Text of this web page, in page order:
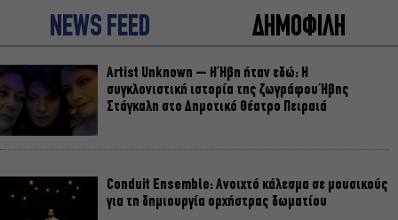
NEWS FEED ΔΗΜΟΦΙΛΗ
Artist Unknown – Η Ήβη ήταν εδώ: Η
συγκλονιστική ιστορία της ζωγράφου Ήβης
Στάγκαλη στο Δημοτικό Θέατρο Πειραιά
Conduit Ensemble: Ανοιχτό κάλεσμα σε μουσικούς
για τη δημιουργία ορχήστρας δωματίου